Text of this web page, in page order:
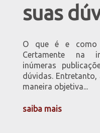
suas
O que é e como
Certamente na
inúmeras
dúvidas.
maneira objetiva...
saiba mais